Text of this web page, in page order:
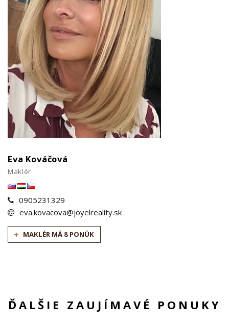
Eva Kováčová
Maklér
0905231329
eva.kovacova@joyelreality.sk
MAKLÉR MÁ 8 PONÚK
ĎALŠIE ZAUJÍMAVÉ PONUKY